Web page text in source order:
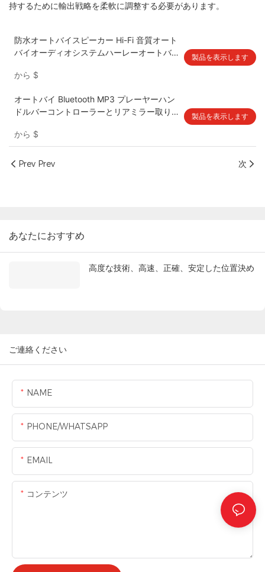
持するために輸出戦略を柔軟に調整する必要があります。
防水オートバイスピーカー Hi-Fi 音質オート
バイオーディオシステムハーレーオートバ
から $
製品を表示します
オートバイ Bluetooth MP3 プレーヤーハン
ドルバーコントローラーとリアミラー取り
から $
製品を表示します
Prev Prev 次
あなたにおすすめ
高度な技術、高速、正確、安定した位置決め
ご連絡ください
NAME
PHONE/WHATSAPP
EMAIL
コンテンツ